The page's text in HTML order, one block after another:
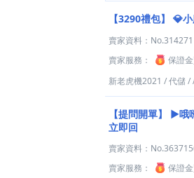
【3290禮包】 💎
賣家資料： No.314271
賣家服務：
保證
新老虎機2021 /代儲/
【提問開單】
►哦
立即回
賣家資料：
賣家服務：
保證